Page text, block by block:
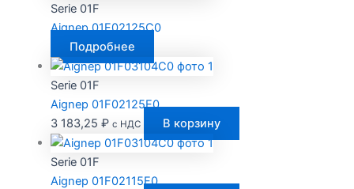
Serie 01F
Aignep 01F02125C0
Подробнее
Serie 01F
Aignep 01F02125E0
3 183,25 ₽ с НДС В корзину
Serie 01F
Aignep 01F02115E0